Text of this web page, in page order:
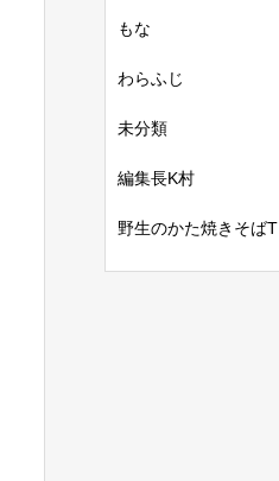
もな
わらふじ
未分類
編集長K村
野生のかた焼きそばT